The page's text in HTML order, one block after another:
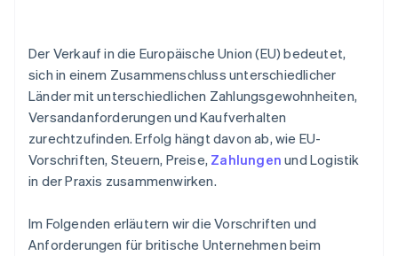
Der Verkauf in die Europäische Union (EU) bedeutet,
sich in einem Zusammenschluss unterschiedlicher
Länder mit unterschiedlichen Zahlungsgewohnheiten,
Versandanforderungen und Kaufverhalten
zurechtzufinden. Erfolg hängt davon ab, wie EU-
Vorschriften, Steuern, Preise, Zahlungen und Logistik
in der Praxis zusammenwirken.
Im Folgenden erläutern wir die Vorschriften und
Anforderungen für britische Unternehmen beim